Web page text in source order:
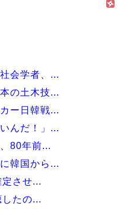
会学者、...
の土木技...
ー日韓戦...
んだ！」...
80年前...
韓国から...
させ...
たの...